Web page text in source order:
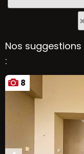
Nos
:
8